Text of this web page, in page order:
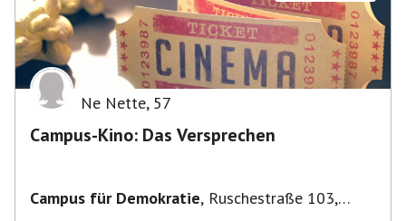
Ne Nette, 57
Campus-Kino: Das Versprechen
Campus für Demokratie, Ruschestraße 103,